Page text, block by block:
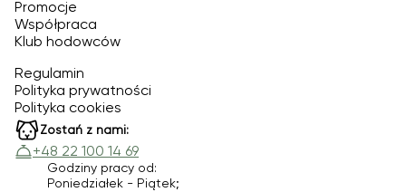
Promocje
Współpraca
Klub hodowców
Regulamin
Polityka prywatności
Polityka cookies
Zostań z nami:
+48 22 100 14 69
Godziny pracy od:
Poniedziałek - Piątek;